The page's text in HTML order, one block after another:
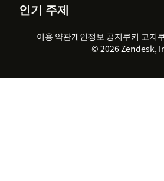
워크포스 관리
실시간 채팅
클라이
고객 사례
채용 정보
지속 가능성 보고서
법적
인기 주제
2026 CX 트렌드
제품
고객 서비스 소프트웨어
헬프 데
이용 약관개인정보 공지쿠키 고지
© 2026 Zendesk,